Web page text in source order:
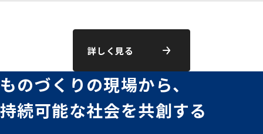
詳しく見る
ものづくりの現場から、
持続可能な社会を共創する